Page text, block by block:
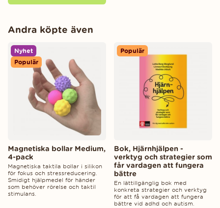
Andra köpte även
Nyhet
Populär
Magnetiska bollar Medium,
4-pack
Magnetiska taktila bollar i silikon
för fokus och stressreducering.
Smidigt hjälpmedel för händer
som behöver rörelse och taktil
stimulans.
Populär
Bok, Hjärnhjälpen -
verktyg och strategier som
får vardagen att fungera
bättre
En lättillgänglig bok med
konkreta strategier och verktyg
för att få vardagen att fungera
bättre vid adhd och autism.